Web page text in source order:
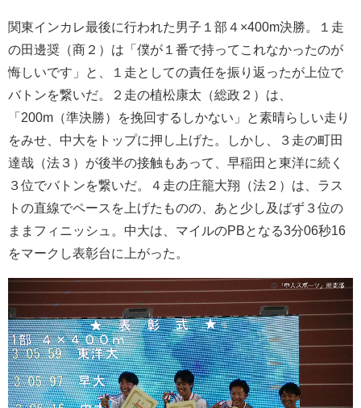
関東インカレ最後に行われた男子１部４×400m決勝。１走
の田邊奨（商２）は「僕が１番で持ってこれなかったのが
悔しいです」と、１走としての責任を振り返ったが上位で
バトンを繋いだ。２走の植松康太（総政２）は、
「200m（準決勝）を挽回するしかない」と素晴らしい走り
をみせ、中大をトップに押し上げた。しかし、３走の町田
達哉（法３）が後半の接触もあって、早稲田と東洋に続く
３位でバトンを繋いだ。４走の庄籠大翔（法２）は、ラス
トの直線でペースを上げたものの、あと少し及ばず３位の
ままフィニッシュ。中大は、マイルのPBとなる3分06秒16
をマークし表彰台に上がった。